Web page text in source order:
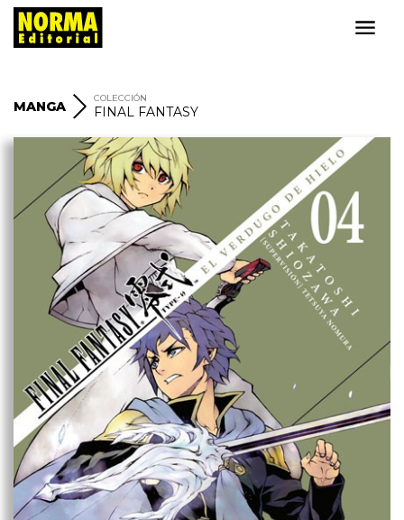
MANGA
COLECCIÓN
FINAL FANTASY